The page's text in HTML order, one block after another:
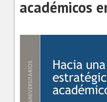
académicos